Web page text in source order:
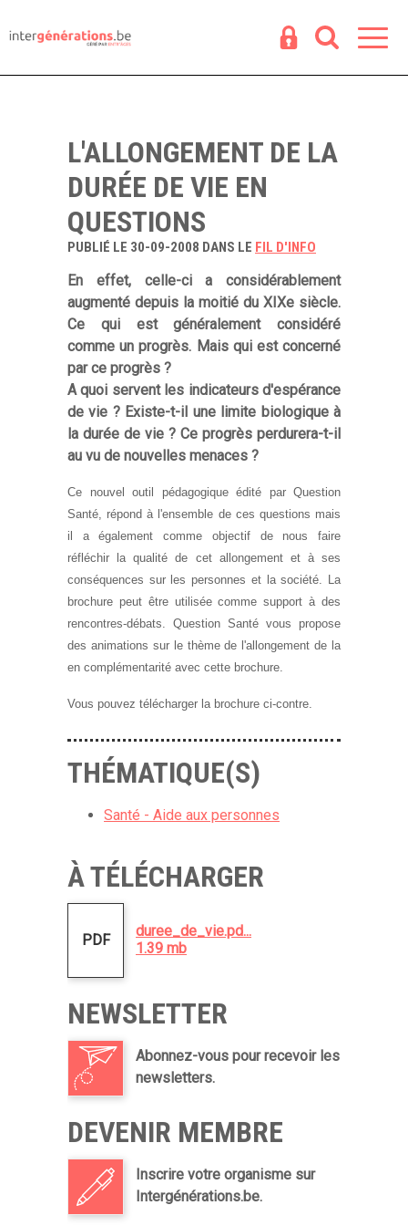
L'ALLONGEMENT DE LA
DURÉE DE VIE EN
QUESTIONS
PUBLIÉ LE 30-09-2008 DANS LE FIL D'INFO
En effet, celle-ci a considérablement
augmenté depuis la moitié du XIXe siècle.
Ce qui est généralement considéré
comme un progrès. Mais qui est concerné
par ce progrès ?
A quoi servent les indicateurs d'espérance
de vie ? Existe-t-il une limite biologique à
la durée de vie ? Ce progrès perdurera-t-il
au vu de nouvelles menaces ?
Ce nouvel outil pédagogique édité par Question
Santé, répond à l'ensemble de ces questions mais
il a également comme objectif de nous faire
réfléchir la qualité de cet allongement et à ses
conséquences sur les personnes et la société. La
brochure peut être utilisée comme support à des
rencontres-débats. Question Santé vous propose
des animations sur le thème de l'allongement de la
en complémentarité avec cette brochure.
Vous pouvez télécharger la brochure ci-contre.
THÉMATIQUE(S)
Santé - Aide aux personnes
À TÉLÉCHARGER
PDF
duree_de_vie.pd...
1.39 mb
NEWSLETTER
Abonnez-vous pour recevoir les
newsletters.
DEVENIR MEMBRE
Inscrire votre organisme sur
Intergénérations.be.